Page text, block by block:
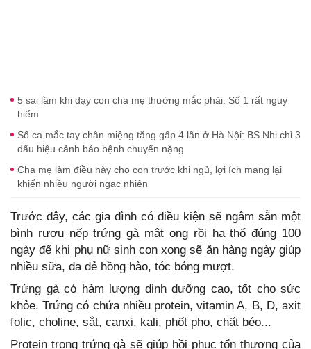
5 sai lầm khi dạy con cha mẹ thường mắc phải: Số 1 rất nguy
hiểm
Số ca mắc tay chân miệng tăng gấp 4 lần ở Hà Nội: BS Nhi chỉ 3
dấu hiệu cảnh báo bệnh chuyển nặng
Cha mẹ làm điều này cho con trước khi ngủ, lợi ích mang lại
khiến nhiều người ngạc nhiên
Trước đây, các gia đình có điều kiện sẽ ngâm sẵn một
bình rượu nếp trứng gà mật ong rồi hạ thổ đúng 100
ngày để khi phụ nữ sinh con xong sẽ ăn hàng ngày giúp
nhiều sữa, da dẻ hồng hào, tóc bóng mượt.
Trứng gà có hàm lượng dinh dưỡng cao, tốt cho sức
khỏe. Trứng có chứa nhiều protein, vitamin A, B, D, axit
folic, choline, sắt, canxi, kali, phốt pho, chất béo...
Protein trong trứng gà sẽ giúp hồi phục tổn thương của